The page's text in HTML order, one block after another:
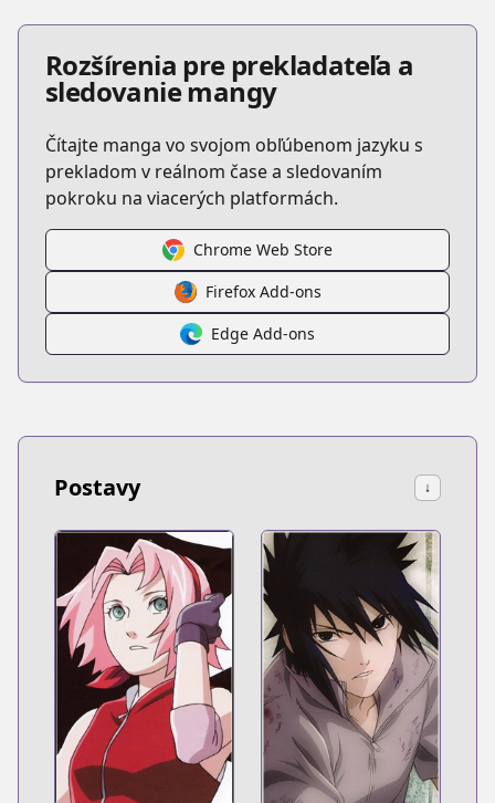
Rozšírenia pre prekladateľa a
sledovanie mangy
Čítajte manga vo svojom obľúbenom jazyku s
prekladom v reálnom čase a sledovaním
pokroku na viacerých platformách.
Chrome Web Store
Firefox Add-ons
Edge Add-ons
Postavy ↓